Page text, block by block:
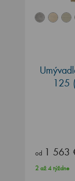
125
od 1 563
2 až 4 týždne